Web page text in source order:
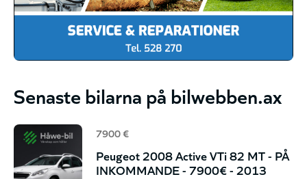
Senaste bilarna på bilwebben.ax
7900 €
Peugeot 2008 Active VTi 82 MT - PÅ
INKOMMANDE - 7900€ - 2013